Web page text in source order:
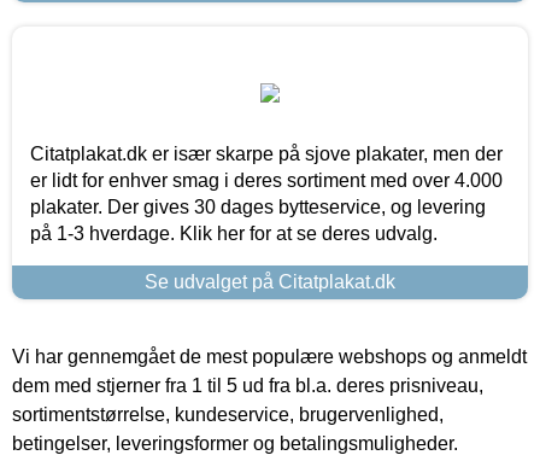
Citatplakat.dk er især skarpe på sjove plakater, men der
er lidt for enhver smag i deres sortiment med over 4.000
plakater. Der gives 30 dages bytteservice, og levering
på 1-3 hverdage. Klik her for at se deres udvalg.
Se udvalget på Citatplakat.dk
Vi har gennemgået de mest populære webshops og anmeldt
dem med stjerner fra 1 til 5 ud fra bl.a. deres prisniveau,
sortimentstørrelse, kundeservice, brugervenlighed,
betingelser, leveringsformer og betalingsmuligheder.